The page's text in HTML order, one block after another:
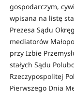
gospodarczym,
wpisana na listę
Prezesa Sądu
mediatorów
przy Izbie
stałych Sądu
Rzeczypospolitej
Pierwszego Dnia